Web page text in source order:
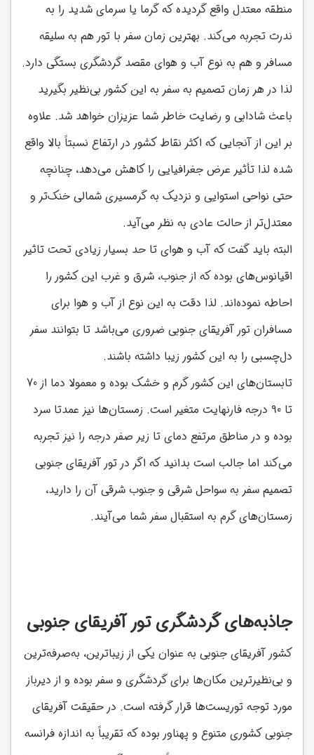
منطقه معتدل واقع گردیده که گرما یا سرمای شدید را به
ندرت تجربه می‌کند. بهترین زمان سفر با تور هم به سلیقه
مسافر و هم به نوع آب و هوای مقصد گردشگری بستگی دارد.
لذا در هر زمان تصمیم به سفر به این کشور بی‌نظیر بگیرید
باعث شادابی و رضایت خاطر شما عزیزان خواهد شد. علاوه
بر این از آنجایی که اکثر نقاط کشور در ارتفاع نسبتاً بالا واقع
شده لذا تأثیر عرض جغرافیایی را کاهش می‌دهد، چنانچه
حتی نواحی استوایی و نزدیک به گرمسیری شمالی خنک‌تر و
معتدل‌تر از حالت عادی به نظر می‌آید.
البته باید گفت که آب و هوای تا حد بسیار زیادی تحت تاثیر
اقیانوس‌های بوده که از جنوب، شرق و غرب این کشور را
احاطه نموده‌اند. لذا دقت به این نوع از آب و هوا برای
مسافران تور آفریقای جنوبی ضروری می‌باشد تا بتوانند سفر
دل‌چسبی را به این کشور زیبا داشته باشند.
تابستان‌های این کشور گرم و خشک بوده و معمولا دما از 70
تا 90 درجه فارنهایت متغیر است. زمستان‌ها نیز عمدتا سرد
بوده و در مناطق مرتفع دمای تا زیر صفر درجه را نیز تجربه
می‌کند اما جالب است بدانید که اگر در تور آفریقای جنوبی
تصمیم سفر به سواحل شرقی و جنوب شرقی آن را دارید،
زمستان‌های گرم به استقبال سفر شما می‌آیند.
جاذبه‌های گردشگری تور آفریقای جنوبی
کشور آفریقای جنوبی به عنوان یکی از زیباترین، به‌صرفه‌ترین
و بی‌نظیرترین مکان‌ها برای گردشگری و سفر بوده و از دیرباز
مورد توجه توریست‌ها قرار گرفته است. در حقیقت آفریقای
جنوبی کشوری متنوع و پهناور بوده که تقریباً به اندازه فرانسه